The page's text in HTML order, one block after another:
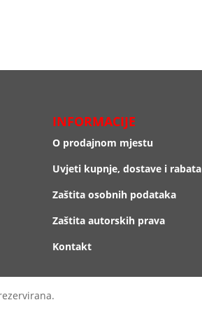
INFORMACIJE
O prodajnom mjestu
Uvjeti kupnje, dostave i rabata
Zaštita osobnih podataka
Zaštita autorskih prava
Kontakt